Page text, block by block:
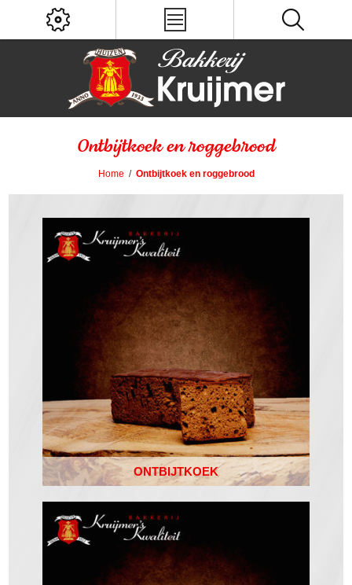
Ontbijtkoek en roggebrood
Home / Ontbijtkoek en roggebrood
ONTBIJTKOEK